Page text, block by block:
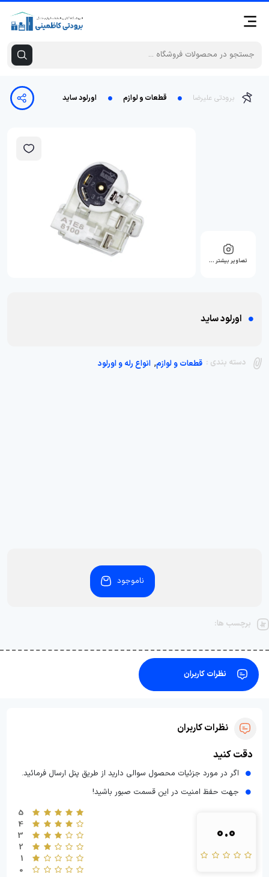
برودتی علیرضا قطعات و لوازم اورلود ساید
تصاویر بیشتر …
اورلود ساید
دسته بندی : قطعات و لوازم, انواع رله و اورلود
ناموجود
برچسب ها:
نظرات کاربران
نظرات کاربران
دقت کنید
اگر در مورد جزئیات محصول سوالی دارید از طریق پنل ارسال فرمائید.
جهت حفظ امنیت در این قسمت صبور باشید!
0.0
5
4
3
2
1
0